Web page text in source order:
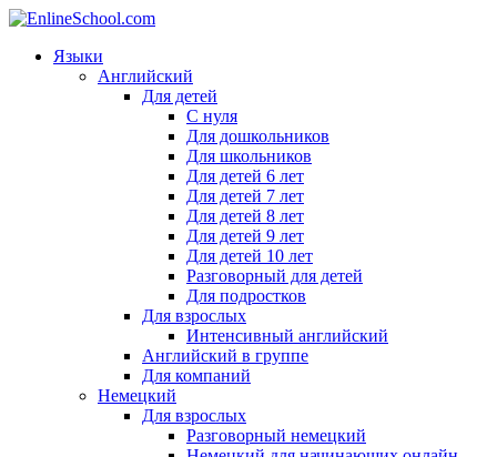
Языки
Английский
Для детей
С нуля
Для дошкольников
Для школьников
Для детей 6 лет
Для детей 7 лет
Для детей 8 лет
Для детей 9 лет
Для детей 10 лет
Разговорный для детей
Для подростков
Для взрослых
Интенсивный английский
Английский в группе
Для компаний
Немецкий
Для взрослых
Разговорный немецкий